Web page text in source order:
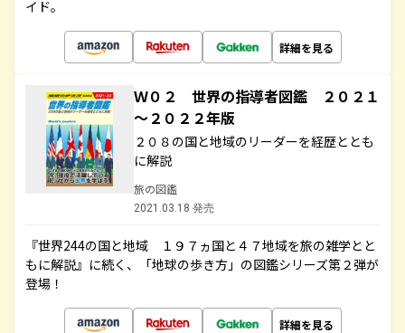
イド。
詳細を見る
Ｗ０２ 世界の指導者図鑑 ２０２１
～２０２２年版
２０８の国と地域のリーダーを経歴ととも
に解説
旅の図鑑
2021.03.18 発売
『世界244の国と地域 １９７ヵ国と４７地域を旅の雑学とと
もに解説』に続く、「地球の歩き方」の図鑑シリーズ第２弾が
登場！
詳細を見る